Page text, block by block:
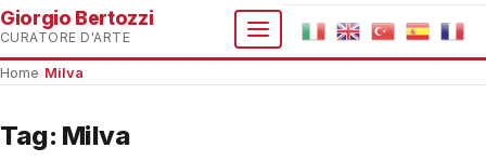
Giorgio Bertozzi
CURATORE D'ARTE
Home Milva
Tag: Milva